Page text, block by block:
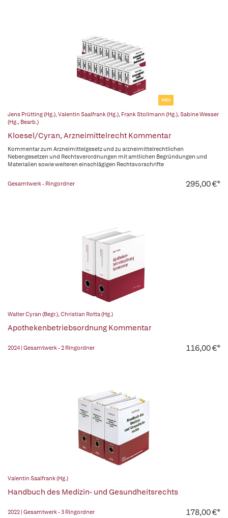
NEU
Jens Prütting (Hg.),Valentin Saalfrank (Hg.), Frank Stollmann (Hg.),Sabine Wesser
(Hg., Bearb.)
Kloesel/Cyran, Arzneimittelrecht Kommentar
Kommentar zum Arzneimittelgesetz und zu arzneimittelrechtlichen
Nebengesetzen und Rechtsverordnungen mit amtlichen Begründungen und
Materialien sowie weiteren einschlägigen Rechtsvorschrifte
Gesamtwerk - Ringordner 295,00 €*
Walter Cyran (Begr.),Christian Rotta (Hg.)
Apothekenbetriebsordnung Kommentar
2024 | Gesamtwerk - 2 Ringordner 116,00 €*
Valentin Saalfrank (Hg.)
Handbuch des Medizin- und Gesundheitsrechts
2022 | Gesamtwerk - 3 Ringordner 178,00 €*